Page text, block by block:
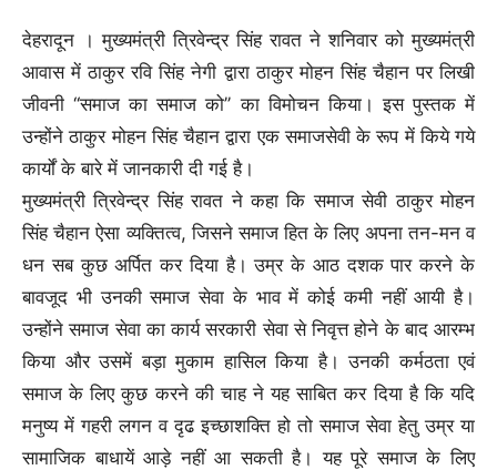
देहरादून । मुख्यमंत्री त्रिवेन्द्र सिंह रावत ने शनिवार को मुख्यमंत्री
आवास में ठाकुर रवि सिंह नेगी द्वारा ठाकुर मोहन सिंह चैहान पर लिखी
जीवनी ‘‘समाज का समाज को’’ का विमोचन किया। इस पुस्तक में
उन्होंने ठाकुर मोहन सिंह चैहान द्वारा एक समाजसेवी के रूप में किये गये
कार्यों के बारे में जानकारी दी गई है।
मुख्यमंत्री त्रिवेन्द्र सिंह रावत ने कहा कि समाज सेवी ठाकुर मोहन
सिंह चैहान ऐसा व्यक्तित्व, जिसने समाज हित के लिए अपना तन-मन व
धन सब कुछ अर्पित कर दिया है। उम्र के आठ दशक पार करने के
बावजूद भी उनकी समाज सेवा के भाव में कोई कमी नहीं आयी है।
उन्होंने समाज सेवा का कार्य सरकारी सेवा से निवृत्त होने के बाद आरम्भ
किया और उसमें बड़ा मुकाम हासिल किया है। उनकी कर्मठता एवं
समाज के लिए कुछ करने की चाह ने यह साबित कर दिया है कि यदि
मनुष्य में गहरी लगन व दृढ इच्छाशक्ति हो तो समाज सेवा हेतु उम्र या
सामाजिक बाधायें आड़े नहीं आ सकती है। यह पूरे समाज के लिए